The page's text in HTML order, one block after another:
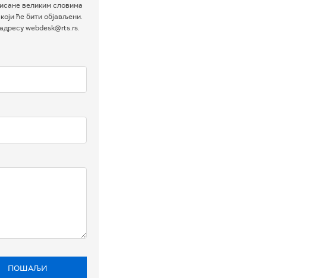
великим словима
ће бити објављени.
webdesk@rts.rs.
ПОШАЉИ